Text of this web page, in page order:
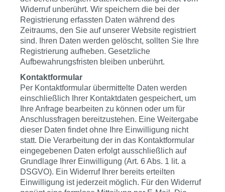
Widerruf unberührt. Wir speichern die bei der
Registrierung erfassten Daten während des
Zeitraums, den Sie auf unserer Website registriert
sind. Ihren Daten werden gelöscht, sollten Sie Ihre
Registrierung aufheben. Gesetzliche
Aufbewahrungsfristen bleiben unberührt.
Kontaktformular
Per Kontaktformular übermittelte Daten werden
einschließlich Ihrer Kontaktdaten gespeichert, um
Ihre Anfrage bearbeiten zu können oder um für
Anschlussfragen bereitzustehen. Eine Weitergabe
dieser Daten findet ohne Ihre Einwilligung nicht
statt. Die Verarbeitung der in das Kontaktformular
eingegebenen Daten erfolgt ausschließlich auf
Grundlage Ihrer Einwilligung (Art. 6 Abs. 1 lit. a
DSGVO). Ein Widerruf Ihrer bereits erteilten
Einwilligung ist jederzeit möglich. Für den Widerruf